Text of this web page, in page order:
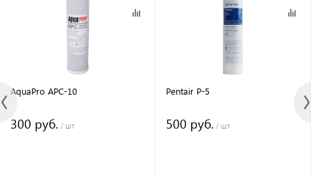
AquaPro APC-10
300 руб. / шт
Pentair P-5
500 руб. / шт